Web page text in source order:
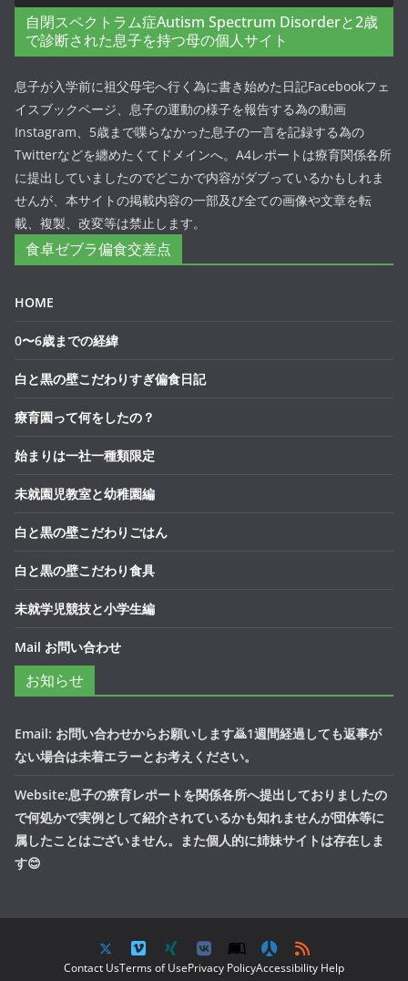
自閉スペクトラム症Autism Spectrum Disorderと2歳
で診断された息子を持つ母の個人サイト
息子が入学前に祖父母宅へ行く為に書き始めた日記Facebookフェ
イスブックページ、息子の運動の様子を報告する為の動画
Instagram、5歳まで喋らなかった息子の一言を記録する為の
Twitterなどを纏めたくてドメインへ。A4レポートは療育関係各所
に提出していましたのでどこかで内容がダブっているかもしれま
せんが、本サイトの掲載内容の一部及び全ての画像や文章を転
載、複製、改変等は禁止します。
食卓ゼブラ偏食交差点
HOME
0〜6歳までの経緯
白と黒の壁こだわりすぎ偏食日記
療育園って何をしたの？
始まりは一社一種類限定
未就園児教室と幼稚園編
白と黒の壁こだわりごはん
白と黒の壁こだわり食具
未就学児競技と小学生編
Mail お問い合わせ
お知らせ
Email: お問い合わせからお願いします🙇1週間経過しても返事が
ない場合は未着エラーとお考えください。
Website:息子の療育レポートを関係各所へ提出しておりましたの
で何処かで実例として紹介されているかも知れませんが団体等に
属したことはございません。また個人的に姉妹サイトは存在しま
す😊
Contact UsTerms of UsePrivacy PolicyAccessibility Help